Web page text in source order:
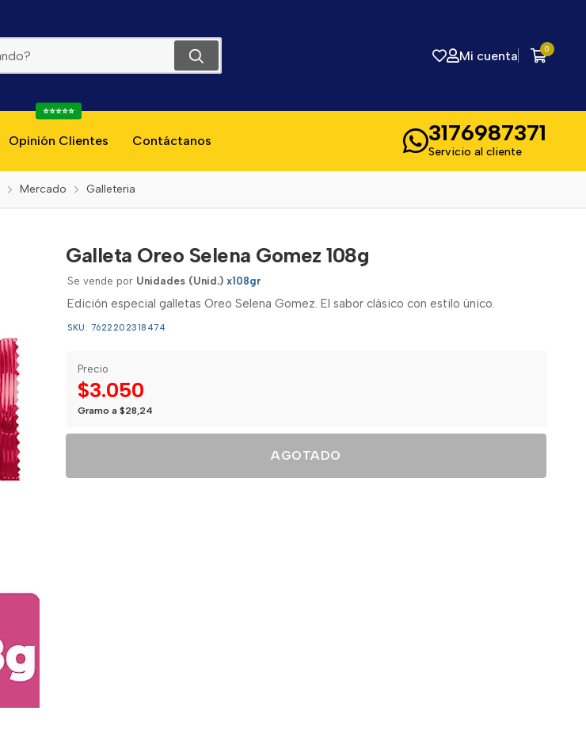
Mi cuenta 0
Opinión Clientes
⭐⭐⭐⭐⭐
Contáctanos 3176987371
Servicio al cliente
Mercado Galleteria
Galleta Oreo Selena Gomez 108g
Se vende por Unidades (Unid.) x108gr
Edición especial galletas Oreo Selena Gomez. El sabor clásico con estilo único.
SKU: 7622202318474
Precio
$3.050
Gramo a $28,24
AGOTADO